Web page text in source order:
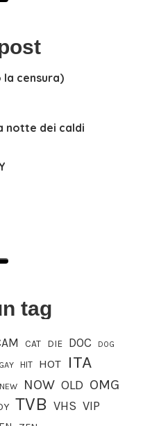
la censura)
notte dei caldi
tag
CAT DIE DOC DOG
GAY HIT HOT ITA
NEW NOW OLD OMG
TVB VHS VIP